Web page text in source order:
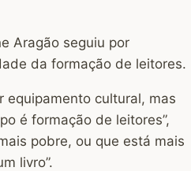
Aragão seguiu por
da formação de leitores.
equipamento cultural, mas
é formação de leitores”,
pobre, ou que está mais
livro”.